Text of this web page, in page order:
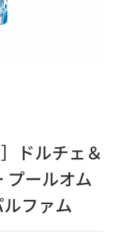
ドルチェ＆
プールオム
ファム